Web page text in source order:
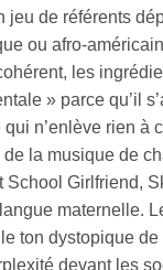
de référents
ou afro-
les
» parce qu’il
n’enlève rien
la musique de
School Girlfriend,
maternelle.
ton dystopique
devant les